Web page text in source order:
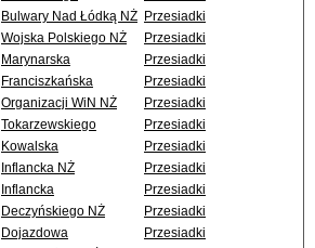
Bulwary Nad Łódką NŻ Przesiadki
Wojska Polskiego NŻ
Przesiadki
Marynarska
Przesiadki
Franciszkańska
Przesiadki
Organizacji WiN NŻ
Przesiadki
Tokarzewskiego
Przesiadki
Kowalska
Przesiadki
Inflancka NŻ
Przesiadki
Inflancka
Przesiadki
Deczyńskiego NŻ
Przesiadki
Dojazdowa
Przesiadki